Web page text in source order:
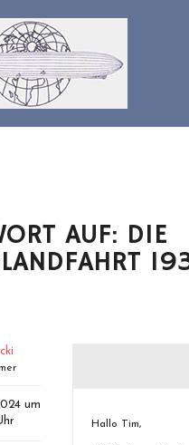
AUF: DIE
um
Hallo Tim,